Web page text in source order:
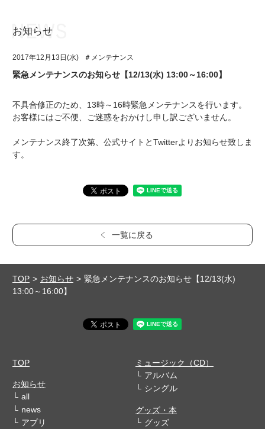
アプリゲーム
イベント・キャンペーン
ミュージック
ユニット&キャラクター
アプリゲーム
イベント・キャンペーン
お知らせ
2017年12月13日(水) ＃メンテナンス
緊急メンテナンスのお知らせ【12/13(水) 13:00～16:00】
不具合修正のため、13時～16時緊急メンテナンスを行います。
お客様にはご不便、ご迷惑をおかけし申し訳ございません。
メンテナンス終了次第、公式サイトとTwitterよりお知らせ致しま
す。
一覧に戻る
TOP お知らせ
緊急メンテナンスのお知らせ【12/13(水)
13:00～16:00】
TOP
お知らせ
all
news
アプリ
ミュージック（CD）
アルバム
シングル
グッズ・本
グッズ